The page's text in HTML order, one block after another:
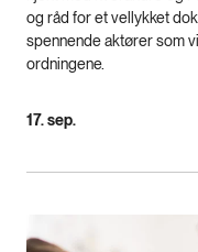
og råd for et vellykket
spennende aktører som
ordningene.
17. sep.